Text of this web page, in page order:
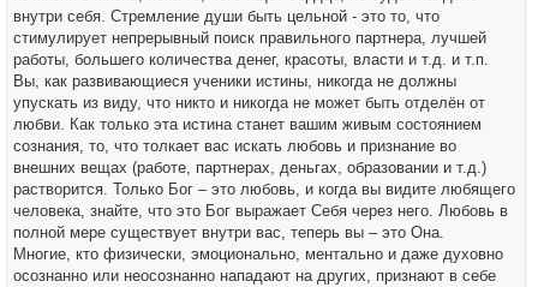
внутри себя. Стремление души быть цельной - это то, что
стимулирует непрерывный поиск правильного партнера, лучшей
работы, большего количества денег, красоты, власти и т.д. и т.п.
Вы, как развивающиеся ученики истины, никогда не должны
упускать из виду, что никто и никогда не может быть отделён от
любви. Как только эта истина станет вашим живым состоянием
сознания, то, что толкает вас искать любовь и признание во
внешних вещах (работе, партнерах, деньгах, образовании и т.д.)
растворится. Только Бог – это любовь, и когда вы видите любящего
человека, знайте, что это Бог выражает Себя через него. Любовь в
полной мере существует внутри вас, теперь вы – это Она.
Многие, кто физически, эмоционально, ментально и даже духовно
осознанно или неосознанно нападают на других, признают в себе